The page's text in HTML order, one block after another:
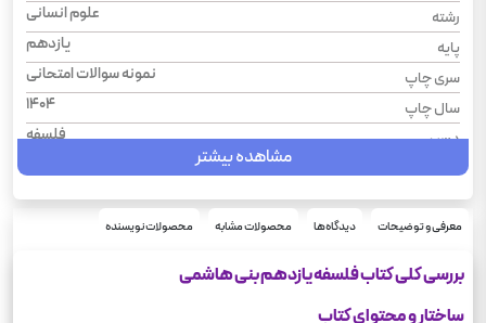
رشته
علوم انسانی
پایه
یازدهم
سری چاپ
نمونه سوالات امتحانی
سال چاپ
1404
درس
فلسفه
قطع
رحلی
تعداد صفحه
مشاهده بیشتر
معرفی و توضیحات دیدگاه‌ها محصولات مشابه محصولات نویسنده
بررسی کلی کتاب فلسفه یازدهم بنی هاشمی
ساختار و محتوای کتاب